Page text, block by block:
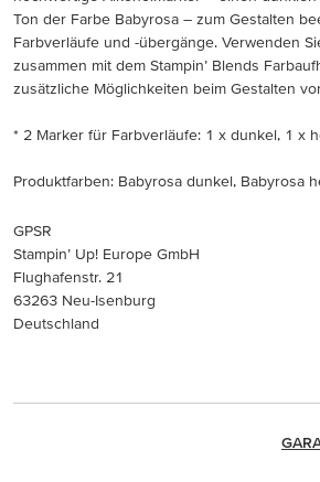
Ton der Farbe Babyrosa – zum Gestalten
Farbverläufe und -übergänge. Verwenden
zusammen mit dem Stampin’ Blends
zusätzliche Möglichkeiten beim Gestalten
* 2 Marker für Farbverläufe: 1 x dunkel, 1 x
Produktfarben: Babyrosa dunkel, Babyrosa
GPSR
Stampin’ Up! Europe GmbH
Flughafenstr. 21
63263 Neu-Isenburg
Deutschland